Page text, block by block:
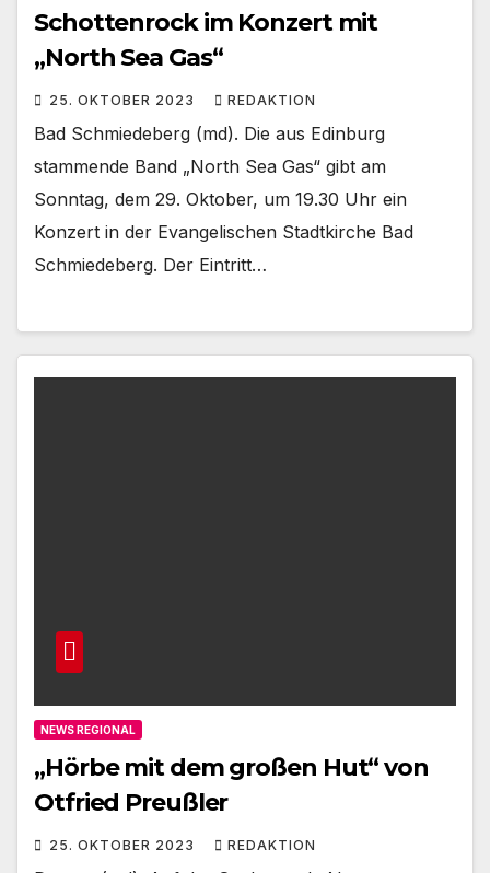
Schottenrock im Konzert mit
„North Sea Gas“
25. OKTOBER 2023 REDAKTION
Bad Schmiedeberg (md). Die aus Edinburg
stammende Band „North Sea Gas“ gibt am
Sonntag, dem 29. Oktober, um 19.30 Uhr ein
Konzert in der Evangelischen Stadtkirche Bad
Schmiedeberg. Der Eintritt…
NEWS REGIONAL
„Hörbe mit dem großen Hut“ von
Otfried Preußler
25. OKTOBER 2023 REDAKTION